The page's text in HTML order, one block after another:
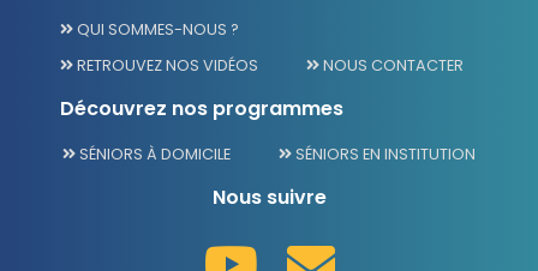
QUI SOMMES-NOUS ?
RETROUVEZ NOS VIDÉOS
NOUS CONTACTER
Découvrez nos programmes
SÉNIORS À DOMICILE SÉNIORS EN INSTITUTION
Nous suivre